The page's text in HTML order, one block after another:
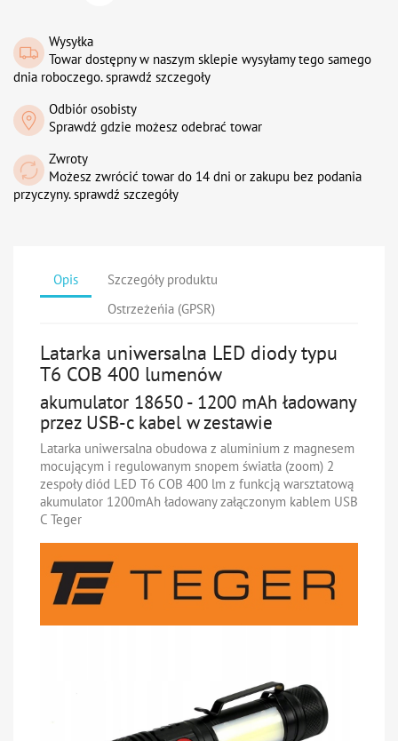
Wysyłka
Towar dostępny w naszym sklepie wysyłamy tego samego
dnia roboczego. sprawdź szczegoły
Odbiór osobisty
Sprawdź gdzie możesz odebrać towar
Zwroty
Możesz zwrócić towar do 14 dni or zakupu bez podania
przyczyny. sprawdź szczegóły
Opis
Szczegóły produktu
Ostrzeżeńia (GPSR)
Latarka uniwersalna LED diody typu
T6 COB 400 lumenów
akumulator 18650 - 1200 mAh ładowany
przez USB-c kabel w zestawie
Latarka uniwersalna obudowa z aluminium z magnesem
mocującym i regulowanym snopem światła (zoom) 2
zespoły diód LED T6 COB 400 lm z funkcją warsztatową
akumulator 1200mAh ładowany załączonym kablem USB
C Teger